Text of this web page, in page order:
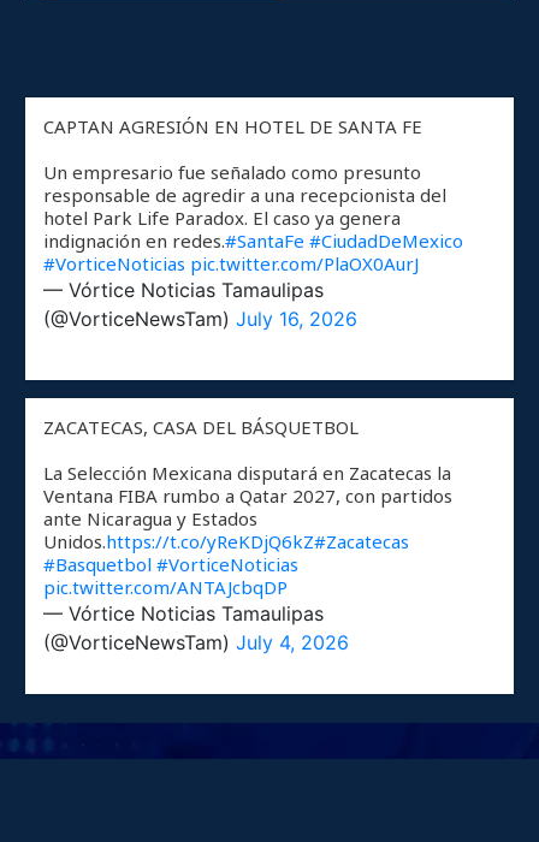
CAPTAN AGRESIÓN EN HOTEL DE SANTA FE
Un empresario fue señalado como presunto
responsable de agredir a una recepcionista del
hotel Park Life Paradox. El caso ya genera
indignación en redes.#SantaFe #CiudadDeMexico
#VorticeNoticias pic.twitter.com/PlaOX0AurJ
— Vórtice Noticias Tamaulipas
(@VorticeNewsTam)July 16, 2026
ZACATECAS, CASA DEL BÁSQUETBOL
La Selección Mexicana disputará en Zacatecas la
Ventana FIBA rumbo a Qatar 2027, con partidos
ante Nicaragua y Estados
Unidos.https://t.co/yReKDjQ6kZ#Zacatecas
#Basquetbol #VorticeNoticias
pic.twitter.com/ANTAJcbqDP
— Vórtice Noticias Tamaulipas
(@VorticeNewsTam)July 4, 2026